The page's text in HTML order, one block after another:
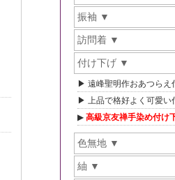
振袖
訪問着
付け下げ
遠峰聖明作おあつらえ
上品で格好よく可愛い
高級京友禅手染め付け
色無地
紬